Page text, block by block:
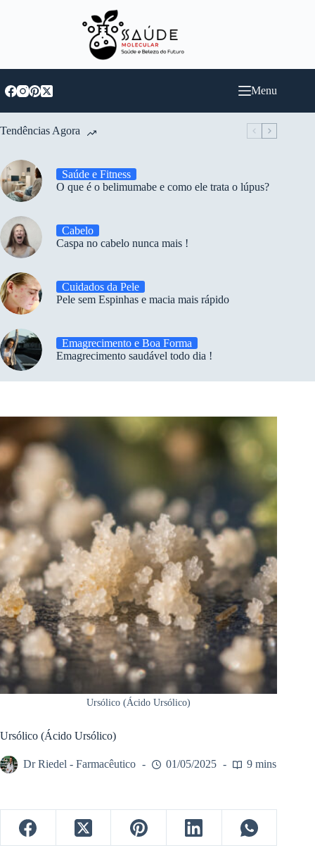
Menu
Tendências Agora
Saúde e Fitness
O que é o belimumabe e como ele trata o lúpus?
Cabelo
Caspa no cabelo nunca mais !
Cuidados da Pele
Pele sem Espinhas e macia mais rápido
Emagrecimento e Boa Forma
Emagrecimento saudável todo dia !
Ursólico (Ácido Ursólico)
Ursólico (Ácido Ursólico)
Dr Riedel - Farmacêutico 01/05/2025 9 mins